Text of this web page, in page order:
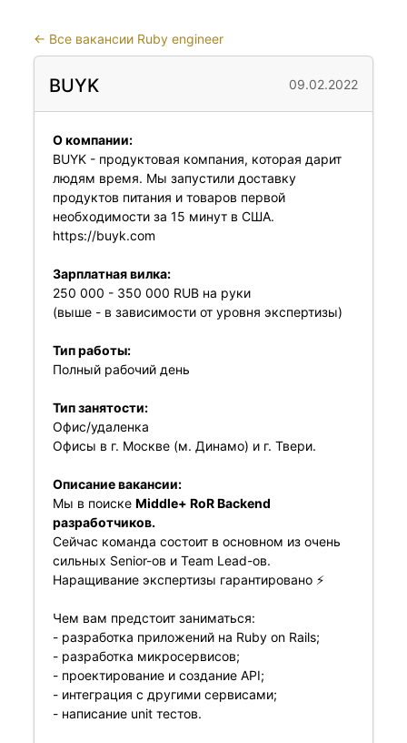
← Все вакансии Ruby engineer
BUYK 09.02.2022
О компании:
BUYK - продуктовая компания, которая дарит
людям время. Мы запустили доставку
продуктов питания и товаров первой
необходимости за 15 минут в США.
https://buyk.com
Зарплатная вилка:
250 000 - 350 000 RUB на руки
(выше - в зависимости от уровня экспертизы)
Тип работы:
Полный рабочий день
Тип занятости:
Офис/удаленка
Офисы в г. Москве (м. Динамо) и г. Твери.
Описание вакансии:
Мы в поиске Middle+ RoR Backend
разработчиков.
Сейчас команда состоит в основном из очень
сильных Senior-ов и Team Lead-ов.
Наращивание экспертизы гарантировано ⚡️
Чем вам предстоит заниматься:
- разработка приложений на Ruby on Rails;
- разработка микросервисов;
- проектирование и создание API;
- интеграция с другими сервисами;
- написание unit тестов.